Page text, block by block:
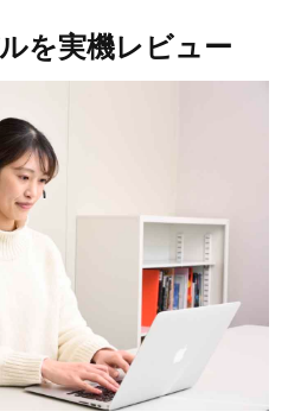
を実機レビュー